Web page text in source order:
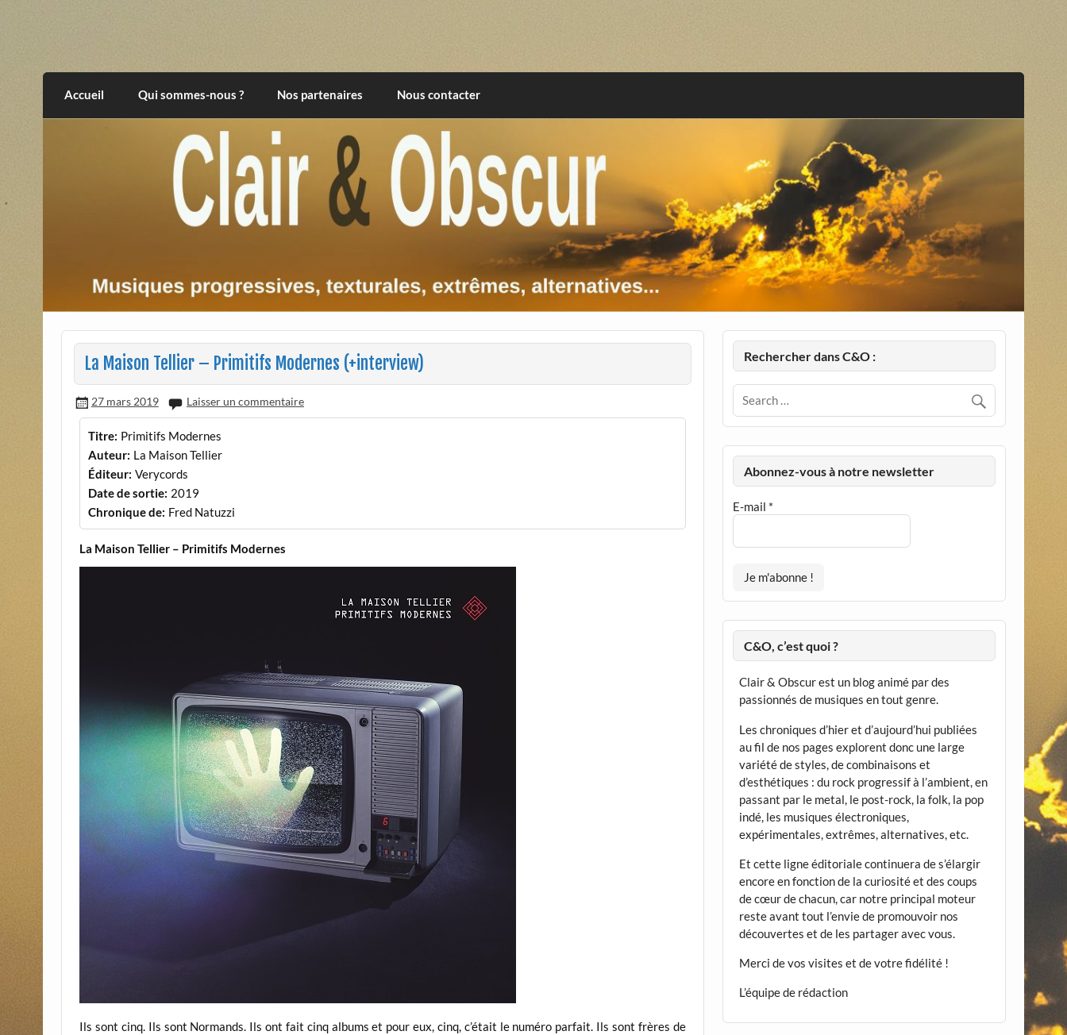
Clair et Obscur
Accueil Qui sommes-nous ? Nos partenaires Nous contacter
La Maison Tellier – Primitifs Modernes (+interview)
27 mars 2019 Laisser un commentaire
Titre: Primitifs Modernes
Auteur: La Maison Tellier
Éditeur: Verycords
Date de sortie: 2019
Chronique de: Fred Natuzzi
La Maison Tellier – Primitifs Modernes
Ils sont cinq. Ils sont Normands. Ils ont fait cinq albums et pour eux, cinq, c’était le numéro parfait. Ils sont frères de
Rechercher dans C&O :
Abonnez-vous à notre newsletter
E-mail *
C&O, c’est quoi ?
Clair & Obscur est un blog animé par des
passionnés de musiques en tout genre.
Les chroniques d’hier et d’aujourd’hui publiées
au fil de nos pages explorent donc une large
variété de styles, de combinaisons et
d’esthétiques : du rock progressif à l’ambient, en
passant par le metal, le post-rock, la folk, la pop
indé, les musiques électroniques,
expérimentales, extrêmes, alternatives, etc.
Et cette ligne éditoriale continuera de s’élargir
encore en fonction de la curiosité et des coups
de cœur de chacun, car notre principal moteur
reste avant tout l’envie de promouvoir nos
découvertes et de les partager avec vous.
Merci de vos visites et de votre fidélité !
L’équipe de rédaction